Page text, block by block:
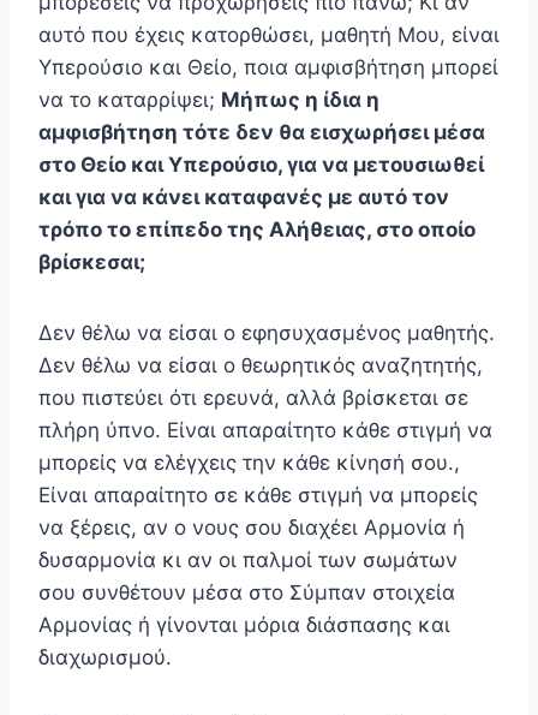
αυτό που έχεις κατορθώ­σει, μαθητή Μου, είναι
Υπερούσιο και Θείο, ποια αμφισβήτηση μπορεί
να το καταρρίψει; Μήπως η ίδια η
αμφισβήτηση τότε δεν θα εισχωρήσει μέσα
στο Θείο και Υπερούσιο, για να μετουσιωθεί
και για να κάνει καταφανές με αυτό τον
τρόπο το επίπεδο της Αλήθειας, στο οποίο
βρίσκεσαι;
Δεν θέλω να είσαι ο εφησυχασμένος μαθητής.
Δεν θέλω να είσαι ο θεωρητικός αναζητητής,
που πιστεύει ότι ερευνά, αλλά βρίσκεται σε
πλήρη ύπνο. Είναι απαραίτητο κάθε στιγμή να
μπορείς να ελέγχεις την κάθε κίνησή σου.,
Είναι απαραίτητο σε κάθε στιγμή να μπορείς
να ξέρεις, αν ο νους σου διαχέει Αρμονία ή
δυσαρμονία κι αν οι παλμοί των σωμάτων
σου συνθέτουν μέσα στο Σύμπαν στοιχεία
Αρμονίας ή γίνονται μόρια διάσπασης και
διαχωρισμού.